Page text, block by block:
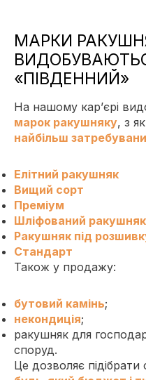
МАРКИ
«ПІВДЕННИЙ»
На нашому кар’єрі
марок ракушняку, з
найбільш
Елітний ракушняк
Вищий сорт
Преміум
Шліфований ракушняк
Ракушняк під
Стандарт
Також у продажу:
бутовий камінь;
некондиція;
ракушняк для
споруд.
Це дозволяє